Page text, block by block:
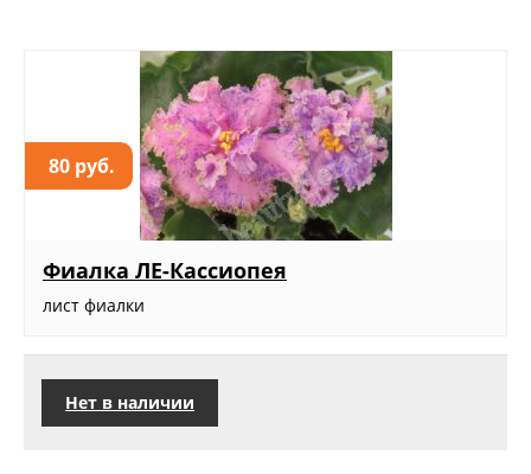
80 руб.
Фиалка ЛЕ-Кассиопея
лист фиалки
Нет в наличии